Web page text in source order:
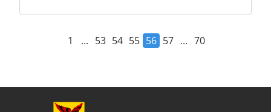
1 ... 53 54 55 56 57 ... 70